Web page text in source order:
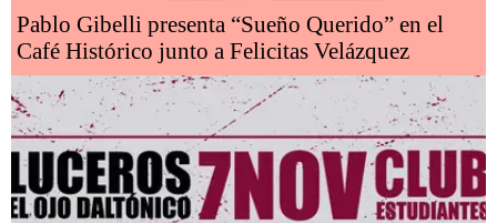
Pablo Gibelli presenta “Sueño Querido” en el
Café Histórico junto a Felicitas Velázquez